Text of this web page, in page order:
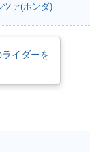
ァ(ホンダ)
イダーを